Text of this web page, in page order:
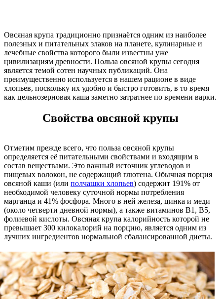
Овсяная крупа традиционно признаётся одним из наиболее
полезных и питательных злаков на планете, кулинарные и
лечебные свойства которого были известны уже
цивилизациям древности. Польза овсяной крупы сегодня
является темой сотен научных публикаций. Она
преимущественно используется в нашем рационе в виде
хлопьев, поскольку их удобно и быстро готовить, в то время
как цельнозерновая каша заметно затратнее по времени варки.
Свойства овсяной крупы
Отметим прежде всего, что польза овсяной крупы
определяется её питательными свойствами и входящим в
состав веществами. Это важный источник углеводов и
пищевых волокон, не содержащий глютена. Обычная порция
овсяной каши (или полчашки хлопьев) содержит 191% от
необходимой человеку суточной нормы потребления
марганца и 41% фосфора. Много в ней железа, цинка и меди
(около четверти дневной нормы), а также витаминов В1, В5,
фолиевой кислоты. Овсяная крупа калорийность которой не
превышает 300 килокалорий на порцию, является одним из
лучших ингредиентов нормальной сбалансированной диеты.